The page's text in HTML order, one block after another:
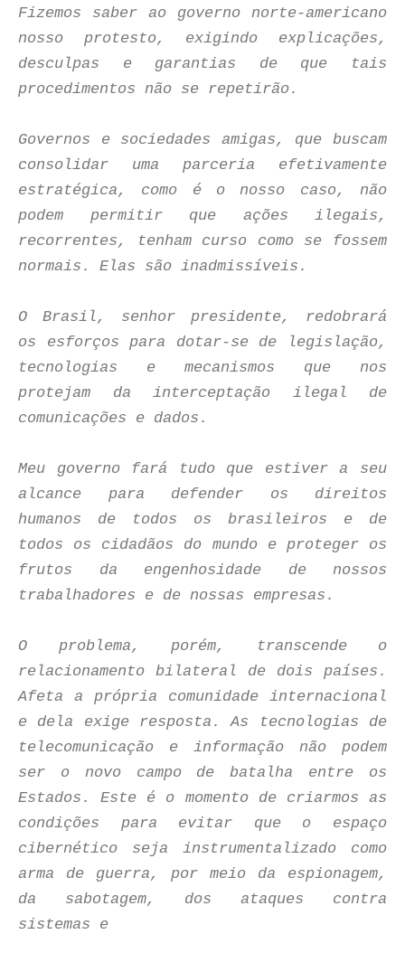
Fizemos saber ao governo norte-americano
nosso protesto, exigindo explicações,
desculpas e garantias de que tais
procedimentos não se repetirão.
Governos e sociedades amigas, que buscam
consolidar uma parceria efetivamente
estratégica, como é o nosso caso, não
podem permitir que ações ilegais,
recorrentes, tenham curso como se fossem
normais. Elas são inadmissíveis.
O Brasil, senhor presidente, redobrará
os esforços para dotar-se de legislação,
tecnologias e mecanismos que nos
protejam da interceptação ilegal de
comunicações e dados.
Meu governo fará tudo que estiver a seu
alcance para defender os direitos
humanos de todos os brasileiros e de
todos os cidadãos do mundo e proteger os
frutos da engenhosidade de nossos
trabalhadores e de nossas empresas.
O problema, porém, transcende o
relacionamento bilateral de dois países.
Afeta a própria comunidade internacional
e dela exige resposta. As tecnologias de
telecomunicação e informação não podem
ser o novo campo de batalha entre os
Estados. Este é o momento de criarmos as
condições para evitar que o espaço
cibernético seja instrumentalizado como
arma de guerra, por meio da espionagem,
da sabotagem, dos ataques contra
sistemas e